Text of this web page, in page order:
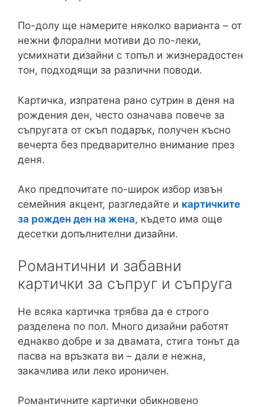
По-долу ще намерите няколко варианта – от
нежни флорални мотиви до по-леки,
усмихнати дизайни с топъл и жизнерадостен
тон, подходящи за различни поводи.
Картичка, изпратена рано сутрин в деня на
рождения ден, често означава повече за
съпругата от скъп подарък, получен късно
вечерта без предварително внимание през
деня.
Ако предпочитате по-широк избор извън
семейния акцент, разгледайте и картичките
за рожден ден на жена, където има още
десетки допълнителни дизайни.
Романтични и забавни
картички за съпруг и съпруга
Не всяка картичка трябва да е строго
разделена по пол. Много дизайни работят
еднакво добре и за двамата, стига тонът да
пасва на връзката ви – дали е нежна,
закачлива или леко ироничен.
Романтичните картички обикновено